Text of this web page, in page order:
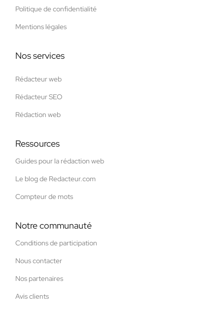
Politique de confidentialité
Mentions légales
Nos services
Rédacteur web
Rédacteur SEO
Rédaction web
Ressources
Guides pour la rédaction web
Le blog de Redacteur.com
Compteur de mots
Notre communauté
Conditions de participation
Nous contacter
Nos partenaires
Avis clients